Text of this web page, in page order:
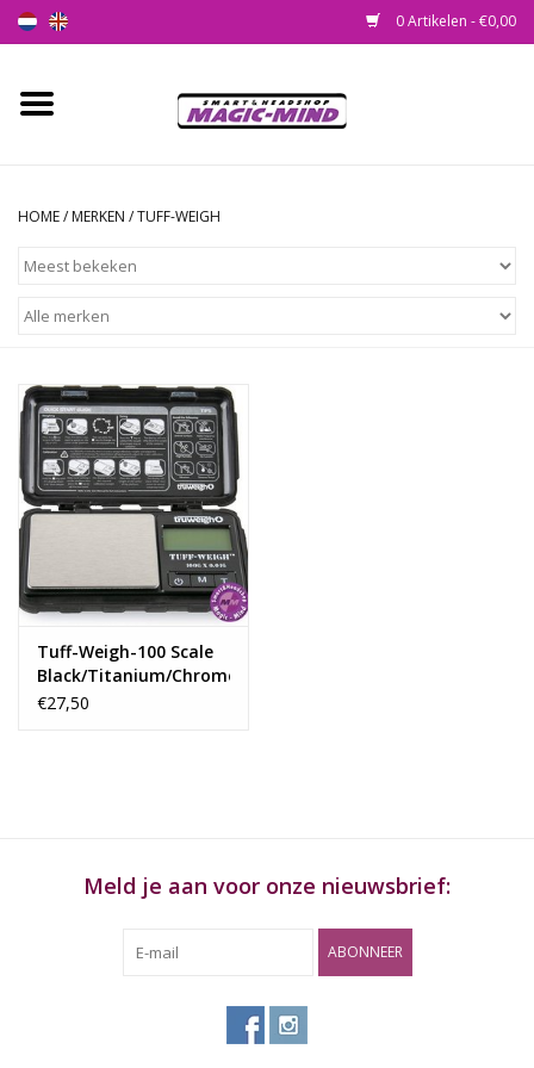
0 Artikelen - €0,00
Home
Headshop
SEEDSHOP
Health Supplies
Psychedelic
Rituals & Wierook
Sale
HOME/ MERKEN /TUFF-WEIGH
Tuff-Weigh-100 Scale
Black/Titanium/Chrome
100 X 0,01Gr
€27,50
Meld je aan voor onze nieuwsbrief:
ABONNEER